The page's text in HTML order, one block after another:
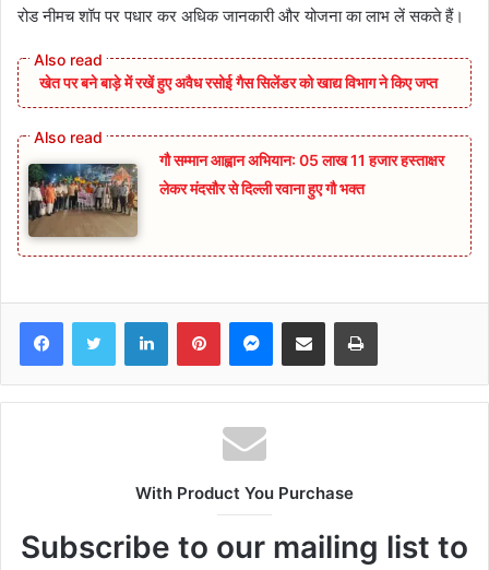
रोड नीमच शॉप पर पधार कर अधिक जानकारी और योजना का लाभ लें सकते हैं।
खेत पर बने बाड़े में रखें हुए अवैध रसोई गैस सिलेंडर को खाद्य विभाग ने किए जप्त
गौ सम्मान आह्वान अभियान: 05 लाख 11 हजार हस्ताक्षर
लेकर मंदसौर से दिल्ली रवाना हुए गौ भक्त
FacebookTwitter LinkedInPinterestMessenger
Share via Email Print
With Product You Purchase
Subscribe to our mailing list to